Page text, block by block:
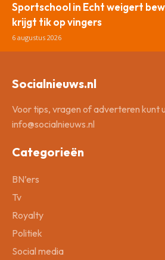
Sportschool in Echt weigert
krijgt tik op vingers
6 augustus 2026
Socialnieuws.nl
Voor tips, vragen of adverteren kunt
info@socialnieuws.nl
Categorieën
BN’ers
Tv
Royalty
Politiek
Social media